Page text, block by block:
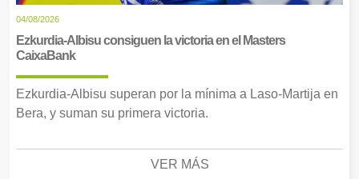
04/08/2026
Ezkurdia-Albisu consiguen la victoria en el Masters
CaixaBank
Ezkurdia-Albisu superan por la mínima a Laso-Martija en
Bera, y suman su primera victoria.
VER MÁS